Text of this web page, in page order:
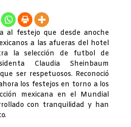
al festejo que desde anoche
a las afueras del hotel
la selección de futbol de
Claudia Sheinbaum
ser respetuosos. Reconoció
los festejos en torno a los
mexicana en el Mundial
con tranquilidad y han